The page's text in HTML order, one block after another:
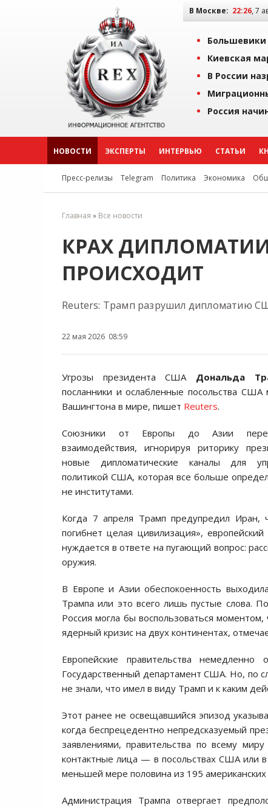
В Москве: 22:26, 7
Большевики
Киевская
В России
Россия
НОВОСТИ ЭКСПЕРТЫ ИНТЕРВЬЮ СТАТЬИ
Пресс-релизы Telegram Политика Экономика
Главная » Все новости
КРАХ
ПРОИСХОДИТ
Reuters: Трамп разрушил дипломатию
22 мая 2026 08:59
Угрозы президента США Дональда
посланники и ослабленные посольства США
Вашингтона в мире, пишет Reuters.
Союзники от Европы до Азии
взаимодействия, игнорируя риторику
новые дипломатические каналы для
политикой США, которая все больше
не институтами.
Когда 7 апреля Трамп предупредил Иран,
погибнет целая цивилизация»,
нуждается в ответе на пугающий вопрос:
оружия.
В Европе и Азии обеспокоенность
Трампа или это всего лишь пустые слова.
Россия могла бы воспользоваться
ядерный кризис на двух континентах,
Европейские правительства
Государственный департамент США. Но, по
не знали, что имел в виду Трамп и к каким
Этот ранее не освещавшийся эпизод
когда беспрецедентно непредсказуемый
заявлениями, правительства по всему
контактные лица — в посольствах США или
меньшей мере половина из 195 американских
Администрация Трампа отвергает